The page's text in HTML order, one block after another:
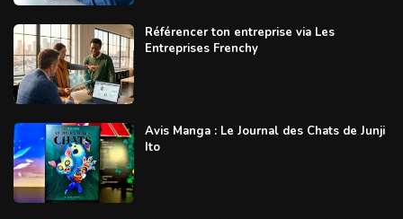
Référencer ton entreprise via Les
Entreprises Frenchy
Avis Manga : Le Journal des Chats de Junji
Ito